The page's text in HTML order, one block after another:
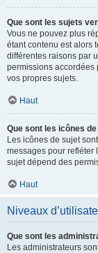
Que sont les sujets
Vous ne pouvez plus
étant contenu est alors
différentes raisons par
permissions accordées
vos propres sujets.
Haut
Que sont les icônes
Les icônes de sujet
messages pour refléter
sujet dépend des
Haut
Niveaux
Que sont les
Les administrateurs